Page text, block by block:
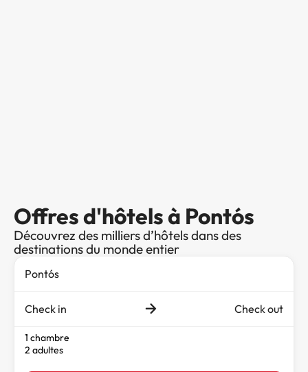
Offres d'hôtels à Pontós
Découvrez des milliers d’hôtels dans des
destinations du monde entier
Check in Check out
1 chambre
2 adultes